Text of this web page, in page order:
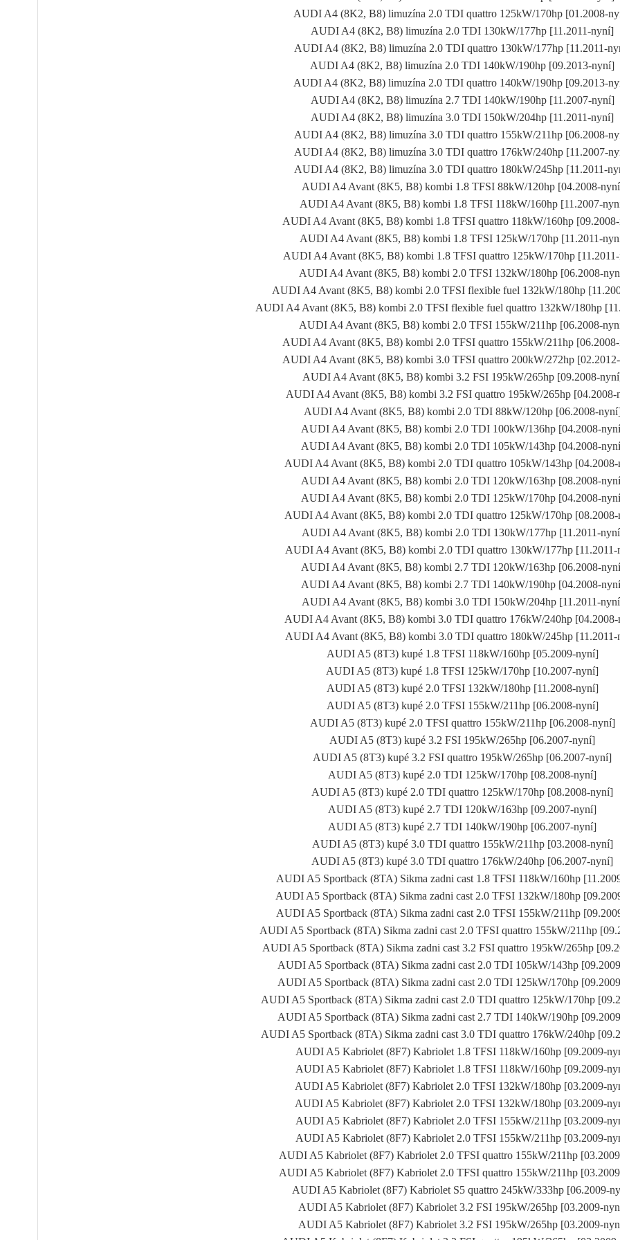
AUDI A4 (8K2, B8) limuzína 2.0 TDI quattro 125kW/170hp [01.2008-
AUDI A4 (8K2, B8) limuzína 2.0 TDI 130kW/177hp [11.2011-nyní]
AUDI A4 (8K2, B8) limuzína 2.0 TDI quattro 130kW/177hp [11.2011-
AUDI A4 (8K2, B8) limuzína 2.0 TDI 140kW/190hp [09.2013-nyní]
AUDI A4 (8K2, B8) limuzína 2.0 TDI quattro 140kW/190hp [09.2013-
AUDI A4 (8K2, B8) limuzína 2.7 TDI 140kW/190hp [11.2007-nyní]
AUDI A4 (8K2, B8) limuzína 3.0 TDI 150kW/204hp [11.2011-nyní]
AUDI A4 (8K2, B8) limuzína 3.0 TDI quattro 155kW/211hp [06.2008-
AUDI A4 (8K2, B8) limuzína 3.0 TDI quattro 176kW/240hp [11.2007-
AUDI A4 (8K2, B8) limuzína 3.0 TDI quattro 180kW/245hp [11.2011-
AUDI A4 Avant (8K5, B8) kombi 1.8 TFSI 88kW/120hp [04.2008-
AUDI A4 Avant (8K5, B8) kombi 1.8 TFSI 118kW/160hp [11.2007-
AUDI A4 Avant (8K5, B8) kombi 1.8 TFSI quattro 118kW/160hp
AUDI A4 Avant (8K5, B8) kombi 1.8 TFSI 125kW/170hp [11.2011-
AUDI A4 Avant (8K5, B8) kombi 1.8 TFSI quattro 125kW/170hp
AUDI A4 Avant (8K5, B8) kombi 2.0 TFSI 132kW/180hp [06.2008-
AUDI A4 Avant (8K5, B8) kombi 2.0 TFSI flexible fuel 132kW/180hp
AUDI A4 Avant (8K5, B8) kombi 2.0 TFSI flexible fuel quattro 132kW/180hp
AUDI A4 Avant (8K5, B8) kombi 2.0 TFSI 155kW/211hp [06.2008-
AUDI A4 Avant (8K5, B8) kombi 2.0 TFSI quattro 155kW/211hp
AUDI A4 Avant (8K5, B8) kombi 3.0 TFSI quattro 200kW/272hp
AUDI A4 Avant (8K5, B8) kombi 3.2 FSI 195kW/265hp [09.2008-
AUDI A4 Avant (8K5, B8) kombi 3.2 FSI quattro 195kW/265hp [04.2008-
AUDI A4 Avant (8K5, B8) kombi 2.0 TDI 88kW/120hp [06.2008-
AUDI A4 Avant (8K5, B8) kombi 2.0 TDI 100kW/136hp [04.2008-
AUDI A4 Avant (8K5, B8) kombi 2.0 TDI 105kW/143hp [04.2008-
AUDI A4 Avant (8K5, B8) kombi 2.0 TDI quattro 105kW/143hp
AUDI A4 Avant (8K5, B8) kombi 2.0 TDI 120kW/163hp [08.2008-
AUDI A4 Avant (8K5, B8) kombi 2.0 TDI 125kW/170hp [04.2008-
AUDI A4 Avant (8K5, B8) kombi 2.0 TDI quattro 125kW/170hp
AUDI A4 Avant (8K5, B8) kombi 2.0 TDI 130kW/177hp [11.2011-
AUDI A4 Avant (8K5, B8) kombi 2.0 TDI quattro 130kW/177hp
AUDI A4 Avant (8K5, B8) kombi 2.7 TDI 120kW/163hp [06.2008-
AUDI A4 Avant (8K5, B8) kombi 2.7 TDI 140kW/190hp [04.2008-
AUDI A4 Avant (8K5, B8) kombi 3.0 TDI 150kW/204hp [11.2011-
AUDI A4 Avant (8K5, B8) kombi 3.0 TDI quattro 176kW/240hp
AUDI A4 Avant (8K5, B8) kombi 3.0 TDI quattro 180kW/245hp
AUDI A5 (8T3) kupé 1.8 TFSI 118kW/160hp [05.2009-nyní]
AUDI A5 (8T3) kupé 1.8 TFSI 125kW/170hp [10.2007-nyní]
AUDI A5 (8T3) kupé 2.0 TFSI 132kW/180hp [11.2008-nyní]
AUDI A5 (8T3) kupé 2.0 TFSI 155kW/211hp [06.2008-nyní]
AUDI A5 (8T3) kupé 2.0 TFSI quattro 155kW/211hp [06.2008-nyní]
AUDI A5 (8T3) kupé 3.2 FSI 195kW/265hp [06.2007-nyní]
AUDI A5 (8T3) kupé 3.2 FSI quattro 195kW/265hp [06.2007-nyní]
AUDI A5 (8T3) kupé 2.0 TDI 125kW/170hp [08.2008-nyní]
AUDI A5 (8T3) kupé 2.0 TDI quattro 125kW/170hp [08.2008-nyní]
AUDI A5 (8T3) kupé 2.7 TDI 120kW/163hp [09.2007-nyní]
AUDI A5 (8T3) kupé 2.7 TDI 140kW/190hp [06.2007-nyní]
AUDI A5 (8T3) kupé 3.0 TDI quattro 155kW/211hp [03.2008-nyní]
AUDI A5 (8T3) kupé 3.0 TDI quattro 176kW/240hp [06.2007-nyní]
AUDI A5 Sportback (8TA) Sikma zadni cast 1.8 TFSI 118kW/160hp
AUDI A5 Sportback (8TA) Sikma zadni cast 2.0 TFSI 132kW/180hp
AUDI A5 Sportback (8TA) Sikma zadni cast 2.0 TFSI 155kW/211hp
AUDI A5 Sportback (8TA) Sikma zadni cast 2.0 TFSI quattro 155kW/211hp
AUDI A5 Sportback (8TA) Sikma zadni cast 3.2 FSI quattro 195kW/265hp
AUDI A5 Sportback (8TA) Sikma zadni cast 2.0 TDI 105kW/143hp
AUDI A5 Sportback (8TA) Sikma zadni cast 2.0 TDI 125kW/170hp
AUDI A5 Sportback (8TA) Sikma zadni cast 2.0 TDI quattro 125kW/170hp
AUDI A5 Sportback (8TA) Sikma zadni cast 2.7 TDI 140kW/190hp
AUDI A5 Sportback (8TA) Sikma zadni cast 3.0 TDI quattro 176kW/240hp
AUDI A5 Kabriolet (8F7) Kabriolet 1.8 TFSI 118kW/160hp [09.2009-
AUDI A5 Kabriolet (8F7) Kabriolet 1.8 TFSI 118kW/160hp [09.2009-
AUDI A5 Kabriolet (8F7) Kabriolet 2.0 TFSI 132kW/180hp [03.2009-
AUDI A5 Kabriolet (8F7) Kabriolet 2.0 TFSI 132kW/180hp [03.2009-
AUDI A5 Kabriolet (8F7) Kabriolet 2.0 TFSI 155kW/211hp [03.2009-
AUDI A5 Kabriolet (8F7) Kabriolet 2.0 TFSI 155kW/211hp [03.2009-
AUDI A5 Kabriolet (8F7) Kabriolet 2.0 TFSI quattro 155kW/211hp
AUDI A5 Kabriolet (8F7) Kabriolet 2.0 TFSI quattro 155kW/211hp
AUDI A5 Kabriolet (8F7) Kabriolet S5 quattro 245kW/333hp [06.2009-
AUDI A5 Kabriolet (8F7) Kabriolet 3.2 FSI 195kW/265hp [03.2009-
AUDI A5 Kabriolet (8F7) Kabriolet 3.2 FSI 195kW/265hp [03.2009-